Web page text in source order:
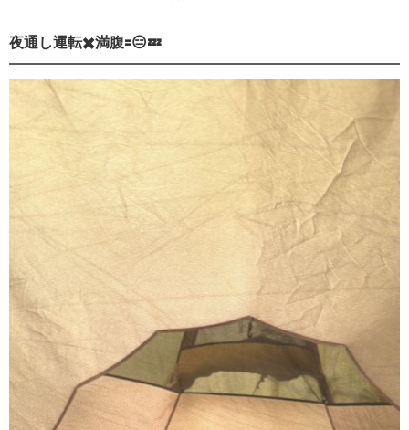
夜通し運転✖️満腹🟰😑💤